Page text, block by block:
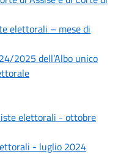
elettorali – mese di
2025 dell’Albo unico
elettorali - ottobre
- luglio 2024